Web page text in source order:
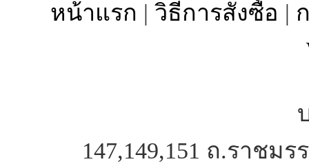
หน้าแรก | วิธีการสั่งซื้อ |
147,149,151 ถ.ราชม